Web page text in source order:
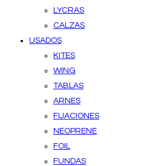
LYCRAS
CALZAS
USADOS
KITES
WING
TABLAS
ARNES
FIJACIONES
NEOPRENE
FOIL
FUNDAS